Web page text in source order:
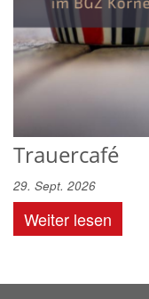
Trauercafé
29. Sept. 2026
Weiter lesen